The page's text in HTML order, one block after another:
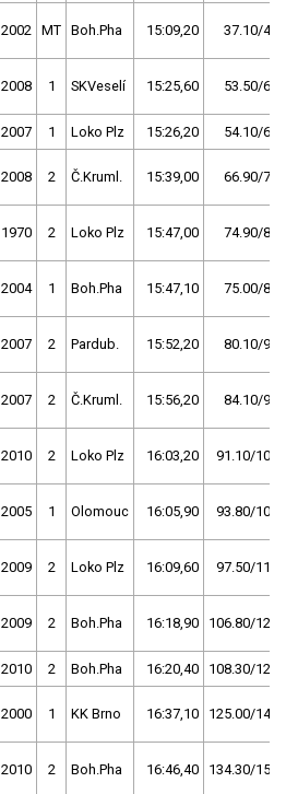
2002 MT Boh.Pha 15:09,20 37.10/4,3
2008 1 SKVeselí 15:25,60 53.50/6,1
2007 1 Loko Plz 15:26,20 54.10/6,2
2008 2 Č.Kruml. 15:39,00 66.90/7,7
1970 2 Loko Plz 15:47,00 74.90/8,6
2004 1 Boh.Pha 15:47,10 75.00/8,6
2007 2 Pardub. 15:52,20 80.10/9,2
2007 2 Č.Kruml. 15:56,20 84.10/9,6
2010 2 Loko Plz 16:03,20 91.10/10,4
2005 1 Olomouc 16:05,90 93.80/10,8
2009 2 Loko Plz 16:09,60 97.50/11,2
2009 2 Boh.Pha 16:18,90 106.80/12,2
2010 2 Boh.Pha 16:20,40 108.30/12,4
2000 1 KK Brno 16:37,10 125.00/14,3
2010 2 Boh.Pha 16:46,40 134.30/15,4